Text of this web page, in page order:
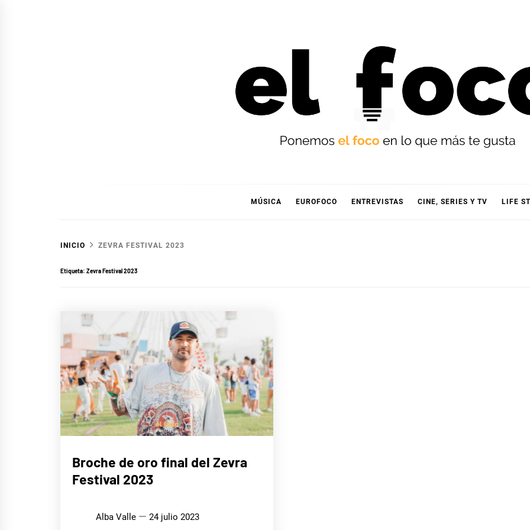
EL FOCO
MÚSICA EUROFOCO ENTREVISTAS CINE, SERIES Y TV LIFE
INICIO ZEVRA FESTIVAL 2023
Etiqueta: Zevra Festival 2023
Broche de oro final del Zevra
Festival 2023
Alba Valle 24 julio 2023